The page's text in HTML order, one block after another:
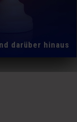
darüber hinaus